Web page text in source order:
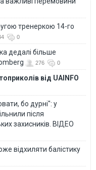
тренеркою 14-го
0
дедалі більше
276 0
від UAINFO
бо дурні": у
після
захисників. ВІДЕО
відхиляти балістику